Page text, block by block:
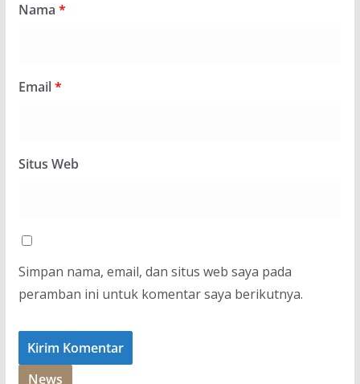
Nama *
Email*
Situs Web
Simpan nama, email, dan situs web saya pada
peramban ini untuk komentar saya berikutnya.
News